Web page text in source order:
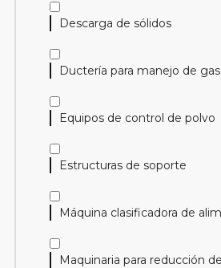
Descarga de sólidos
Ductería para manejo de
Equipos de control de polvo
Estructuras de soporte
Máquina clasificadora de
Maquinaria para reducción